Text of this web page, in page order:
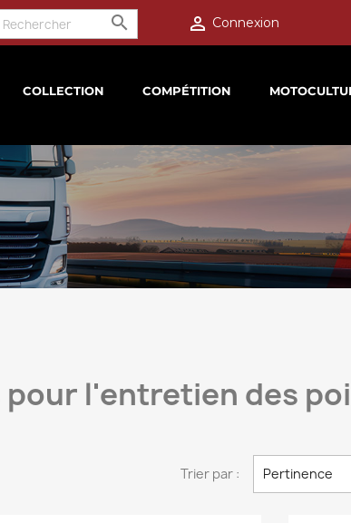
 Connexion

COLLECTION COMPÉTITION
pour l'entretien des
Trier par : Pertinence